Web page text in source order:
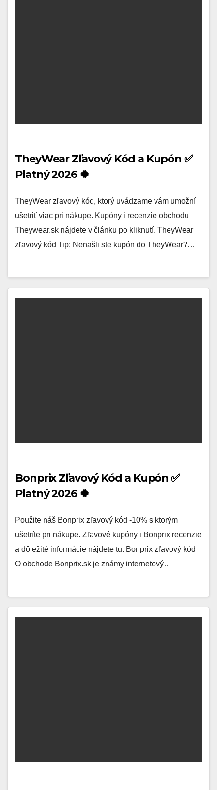
TheyWear Zľavový Kód a Kupón ✅
Platný 2026 🍀
TheyWear zľavový kód, ktorý uvádzame vám umožní
ušetriť viac pri nákupe. Kupóny i recenzie obchodu
Theywear.sk nájdete v článku po kliknutí. TheyWear
zľavový kód Tip: Nenašli ste kupón do TheyWear?…
Bonprix Zľavový Kód a Kupón ✅
Platný 2026 🍀
Použite náš Bonprix zľavový kód -10% s ktorým
ušetríte pri nákupe. Zľavové kupóny i Bonprix recenzie
a dôležité informácie nájdete tu. Bonprix zľavový kód
O obchode Bonprix.sk je známy internetový…